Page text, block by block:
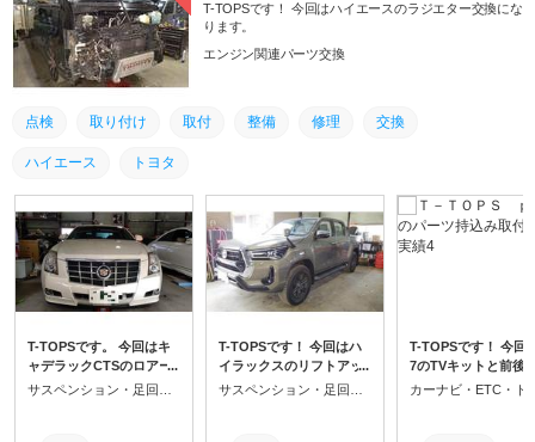
T-TOPSです！ 今回はハイエースのラジエター交換にな
ります。
エンジン関連パーツ交換
点検 取り付け 取付 整備 修理 交換
ハイエース トヨタ
T-TOPSです。 今回はキ
ャデラックCTSのロアー
アームとローター、ブレ
T-TOPSです！ 今回はハ
イラックスのリフトアッ
プです！
T-TOPSです！ 今回
7のTVキットと前後
レコとレーダーの取